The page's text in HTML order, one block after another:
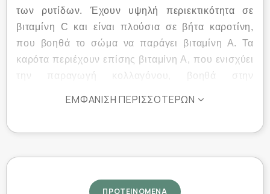
των ρυτίδων. Έχουν υψηλή περιεκτικότητα σε
βιταμίνη C και είναι πλούσια σε βήτα καροτίνη,
που βοηθά το σώμα να παράγει βιταμίνη Α. Τα
καρότα περιέχουν επίσης βιταμίνη Α, που ενισχύει
την παραγωγή κολλαγόνου, βοηθά στην
Βελτιώνει τον τόνο και την υφή;
ΕΜΦΆΝΙΣΗ ΠΕΡΙΣΣΌΤΕΡΩΝ
ΠΡΟΤΕΙΝΟΜΕΝΑ